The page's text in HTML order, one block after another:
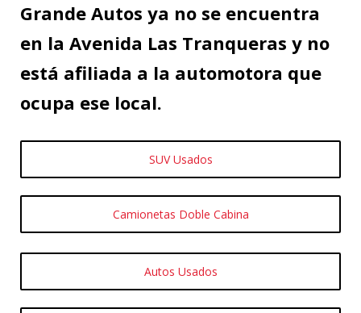
Grande Autos ya no se encuentra
en la Avenida Las Tranqueras y no
está afiliada a la automotora que
ocupa ese local.
SUV Usados
Camionetas Doble Cabina
Autos Usados